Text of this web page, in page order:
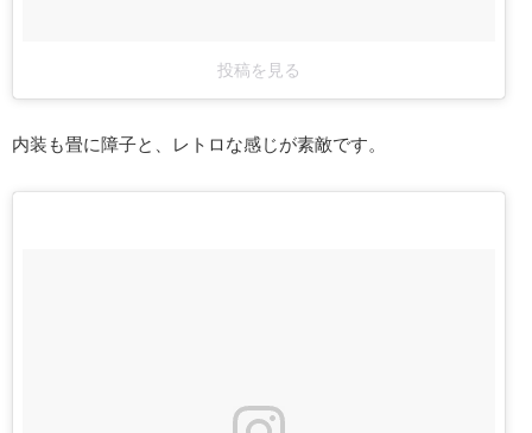
投稿を見る
内装も畳に障子と、レトロな感じが素敵です。